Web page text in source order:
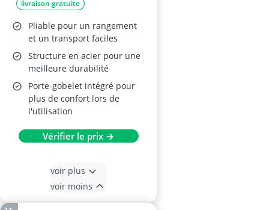
livraison gratuite
Pliable pour un rangement
et un transport faciles
Structure en acier pour une
meilleure durabilité
Porte-gobelet intégré pour
plus de confort lors de
l'utilisation
Vérifier le prix →
voir plus
voir moins